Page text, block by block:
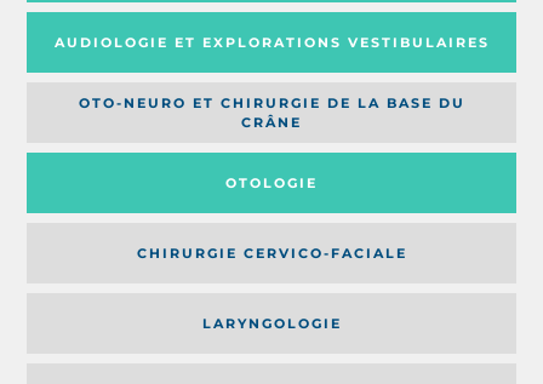
AUDIOLOGIE ET EXPLORATIONS VESTIBULAIRES
OTO-NEURO ET CHIRURGIE DE LA BASE DU
CRÂNE
OTOLOGIE
CHIRURGIE CERVICO-FACIALE
LARYNGOLOGIE